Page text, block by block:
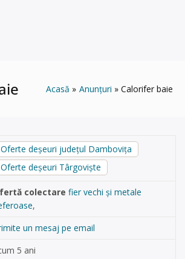
Acasă Anunțuri Calorifer baie
Oferte deșeuri județul Dambovița
Oferte deșeuri Târgoviște
colectare fier vechi și metale
,
un mesaj pe email
5 ani